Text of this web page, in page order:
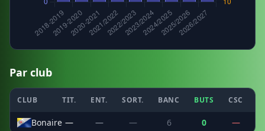
Par club
CLUB TIT. ENT. SORT. BANC BUTS CSC
Bonaire — — — 6 0 —